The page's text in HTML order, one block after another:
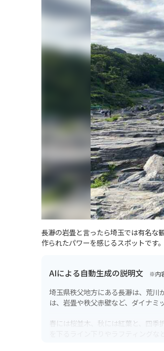
長瀞の岩畳と言ったら埼玉では有名な
作られたパワーを感じるスポットです
AIによる自動生成の説明文 ※内
埼玉県秩父地方にある長瀞は、荒川
は、岩畳や秩父赤壁など、ダイナミ
春には桜並木、秋には紅葉と、四季
を下るライン下りやラフティング